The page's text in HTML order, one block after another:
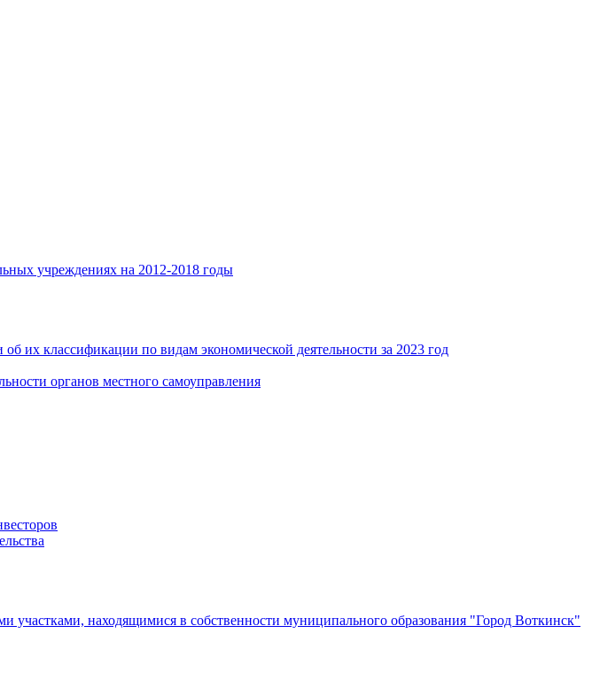
учреждениях на 2012-2018 годы
их классификации по видам экономической деятельности за 2023 год
органов местного самоуправления
участками, находящимися в собственности муниципального образования "Город Воткинск"